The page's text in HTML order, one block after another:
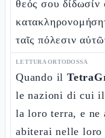
θεός σου δίδωσίν
ταῖς πόλεσιν
LETTURA ORTODOSSA
Quando il
le nazioni di cui il
la loro terra, e ne
abiterai nelle loro